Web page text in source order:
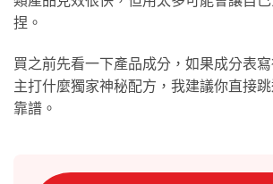
捏。
買之前先看一下產品成分，如果成分表
主打什麼獨家神秘配方，我建議你直接
靠譜。